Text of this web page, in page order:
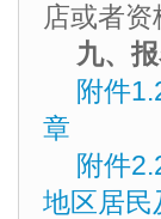
店或者资
九、
附件
章
附件
地区居民